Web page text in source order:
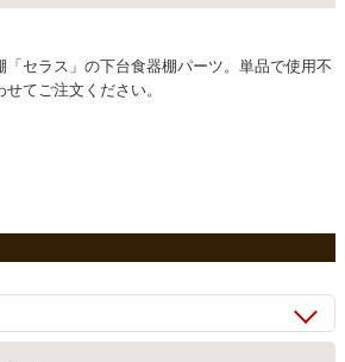
セラス」の下台食器棚パーツ。単品で使用不
てご注文ください。